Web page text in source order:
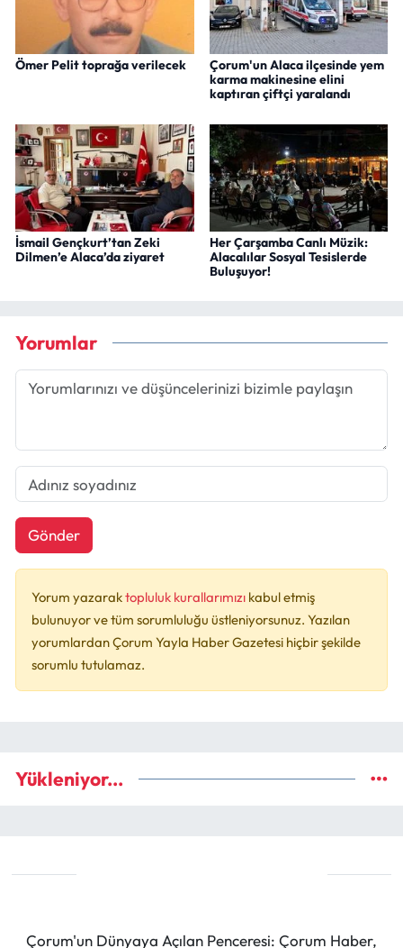
Ömer Pelit toprağa verilecek
Çorum'un Alaca ilçesinde yem
karma makinesine elini
kaptıran çiftçi yaralandı
İsmail Gençkurt’tan Zeki
Dilmen’e Alaca’da ziyaret
Her Çarşamba Canlı Müzik:
Alacalılar Sosyal Tesislerde
Buluşuyor!
Yorumlar
Gönder
Yorum yazaraktopluluk kurallarımızı kabul etmiş
bulunuyor ve tüm sorumluluğu üstleniyorsunuz. Yazılan
yorumlardan Çorum Yayla Haber Gazetesi hiçbir şekilde
sorumlu tutulamaz.
Yükleniyor...
Çorum'un Dünyaya Açılan Penceresi: Çorum Haber,